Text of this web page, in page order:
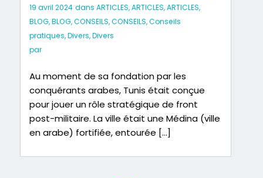
19 avril 2024 dans ARTICLES,ARTICLES,ARTICLES,
BLOG,BLOG,CONSEILS,CONSEILS,Conseils
pratiques,Divers,Divers
par
Au moment de sa fondation par les
conquérants arabes, Tunis était conçue
pour jouer un rôle stratégique de front
post-militaire. La ville était une Médina (ville
en arabe) fortifiée, entourée […]